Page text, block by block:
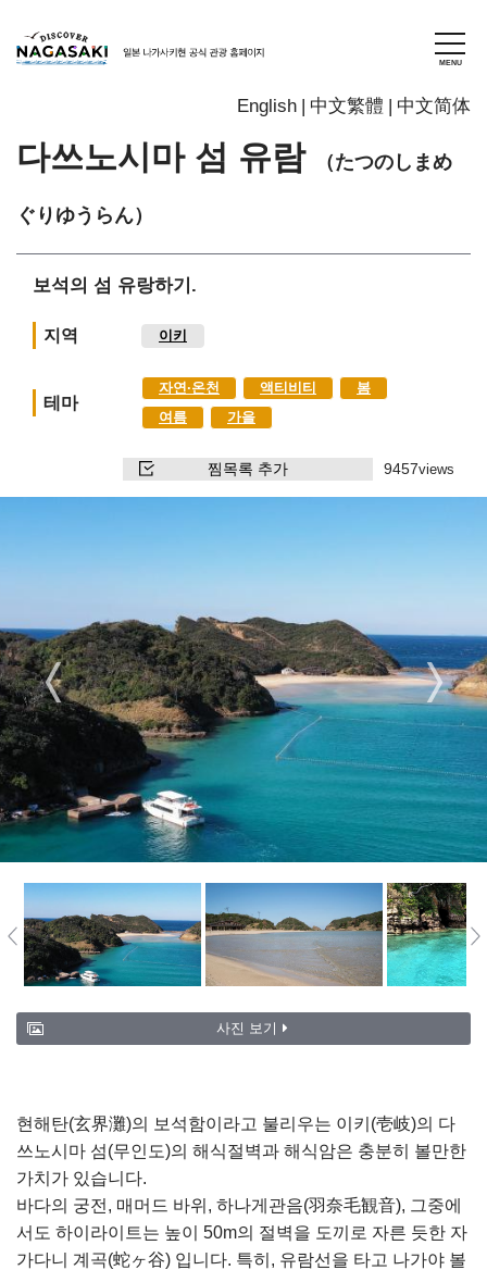
English 中文繁體 中文简体
다쓰노시마 섬 유람 （たつのしまめ
ぐりゆうらん）
보석의 섬 유랑하기.
지역 이키
테마
자연∙온천 액티비티
봄
여름
가을
찜목록 추가 9457views
사진 보기
현해탄(玄界灘)의 보석함이라고 불리우는 이키(壱岐)의 다
쓰노시마 섬(무인도)의 해식절벽과 해식암은 충분히 볼만한
가치가 있습니다.
바다의 궁전, 매머드 바위, 하나게관음(羽奈毛観音), 그중에
서도 하이라이트는 높이 50m의 절벽을 도끼로 자른 듯한 자
가다니 계곡(蛇ヶ谷) 입니다. 특히, 유람선을 타고 나가야 볼